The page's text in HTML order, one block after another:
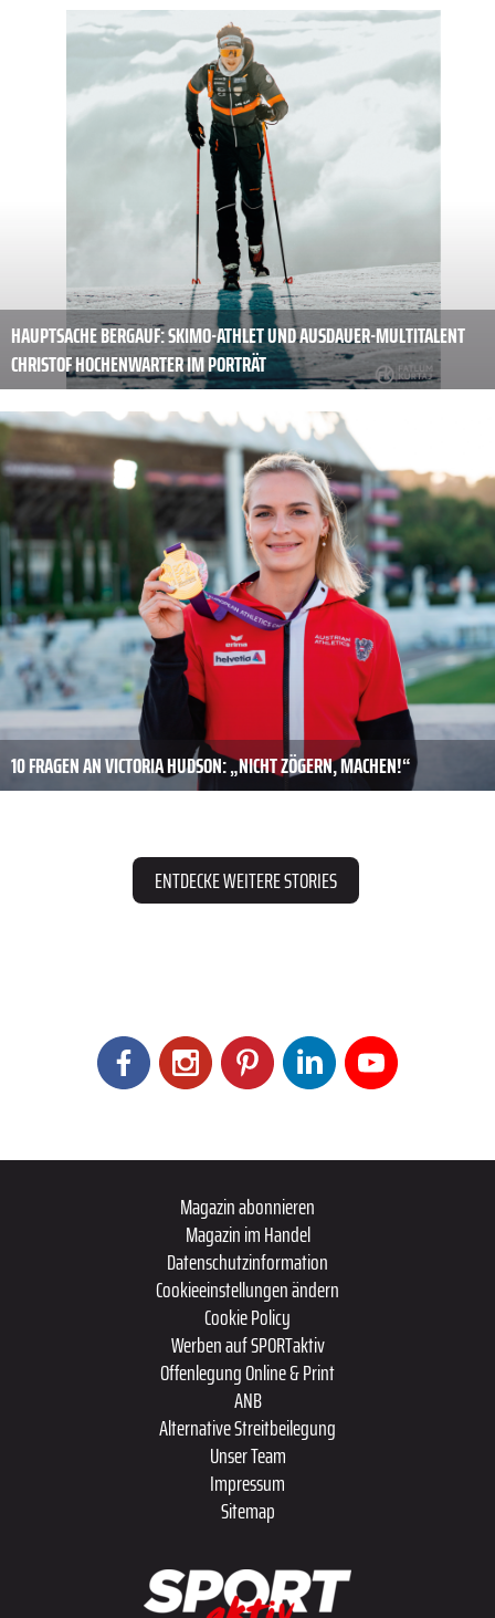
HAUPTSACHE BERGAUF: SKIMO-ATHLET UND AUSDAUER-MULTITALENT
CHRISTOF HOCHENWARTER IM PORTRÄT
10 FRAGEN AN VICTORIA HUDSON: „NICHT ZÖGERN, MACHEN!“
ENTDECKE WEITERE STORIES
Magazin abonnieren
Magazin im Handel
Datenschutzinformation
Cookieeinstellungen ändern
Cookie Policy
Werben auf SPORTaktiv
Offenlegung Online & Print
ANB
Alternative Streitbeilegung
Unser Team
Impressum
Sitemap